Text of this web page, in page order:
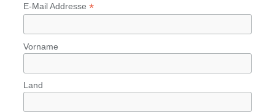
E-Mail Addresse *
Vorname
Land